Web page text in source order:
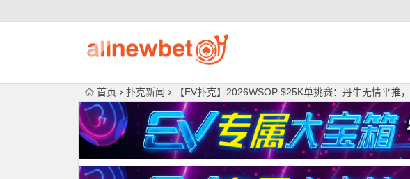
首页 扑克新闻 【EV扑克】2026WSOP $25K单挑赛：丹牛无情平推